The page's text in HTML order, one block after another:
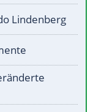
Lindenberg